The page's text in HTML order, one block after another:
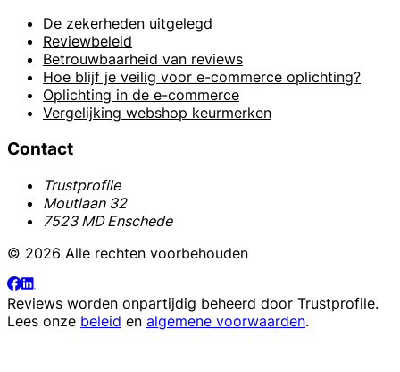
De zekerheden uitgelegd
Reviewbeleid
Betrouwbaarheid van reviews
Hoe blijf je veilig voor e-commerce oplichting?
Oplichting in de e-commerce
Vergelijking webshop keurmerken
Contact
Trustprofile
Moutlaan 32
7523 MD Enschede
© 2026 Alle rechten voorbehouden
Reviews worden onpartijdig beheerd door Trustprofile.
Lees onze beleid en algemene voorwaarden.